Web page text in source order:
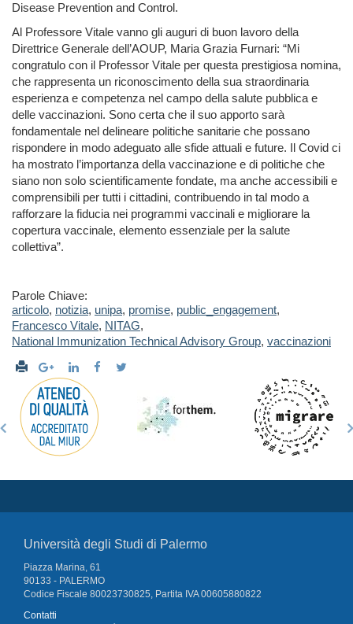
Disease Prevention and Control.
Al Professore Vitale vanno gli auguri di buon lavoro della
Direttrice Generale dell’AOUP, Maria Grazia Furnari: “Mi
congratulo con il Professor Vitale per questa prestigiosa nomina,
che rappresenta un riconoscimento della sua straordinaria
esperienza e competenza nel campo della salute pubblica e
delle vaccinazioni. Sono certa che il suo apporto sarà
fondamentale nel delineare politiche sanitarie che possano
rispondere in modo adeguato alle sfide attuali e future. Il Covid ci
ha mostrato l’importanza della vaccinazione e di politiche che
siano non solo scientificamente fondate, ma anche accessibili e
comprensibili per tutti i cittadini, contribuendo in tal modo a
rafforzare la fiducia nei programmi vaccinali e migliorare la
copertura vaccinale, elemento essenziale per la salute
collettiva”.
Parole Chiave:
articolo, notizia, unipa, promise, public_engagement,
Francesco Vitale, NITAG,
National Immunization Technical Advisory Group, vaccinazioni
Università degli Studi di Palermo
Piazza Marina, 61
90133 - PALERMO
Codice Fiscale 80023730825, Partita IVA 00605880822
Contatti